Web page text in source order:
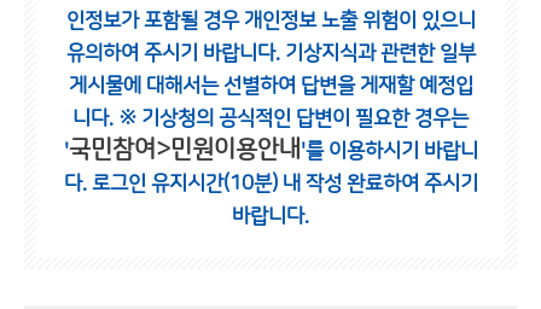
인정보가 포함될 경우 개인정보 노출 위험이 있으니
유의하여 주시기 바랍니다. 기상지식과 관련한 일부
게시물에 대해서는 선별하여 답변을 게재할 예정입
니다. ※ 기상청의 공식적인 답변이 필요한 경우는
'국민참여>민원이용안내 '를 이용하시기 바랍니
다. 로그인 유지시간(10분) 내 작성 완료하여 주시기
바랍니다.